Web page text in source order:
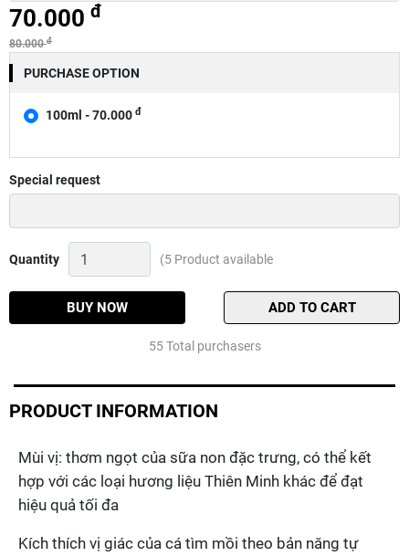
70.000 đ
80.000đ
PURCHASE OPTION
100ml - 70.000 đ
Special request
Quantity
NHŨ
SỮA
MINH
(5 Product available
BUY NOW ADD TO CART
55 Total purchasers
PRODUCT INFORMATION
Mùi vị: thơm ngọt của sữa non đặc trưng, có thể kết
hợp với các loại hương liệu Thiên Minh khác để đạt
hiệu quả tối đa
Kích thích vị giác của cá tìm mồi theo bản năng tự